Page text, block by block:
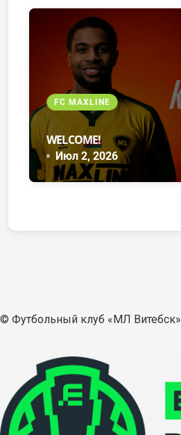
FC MAXLINE
WELCOME!
Июл 2, 2026
© Футбольный клуб «МЛ Витебск»